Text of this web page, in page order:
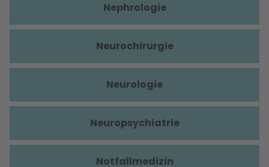
Nephrologie
Neurochirurgie
Neurologie
Neuropsychiatrie
Notfallmedizin